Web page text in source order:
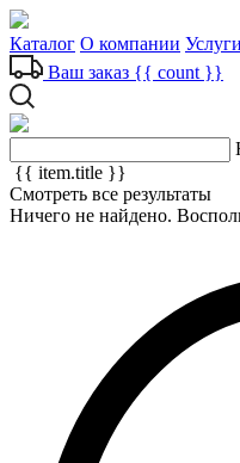
Каталог О компании Услуги
Ваш заказ {{ count }}
{{ item.title }}
Смотреть все результаты
Ничего не найдено.